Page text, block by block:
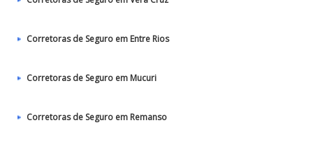
Corretoras de Seguro em Entre Rios
Corretoras de Seguro em Mucuri
Corretoras de Seguro em Remanso